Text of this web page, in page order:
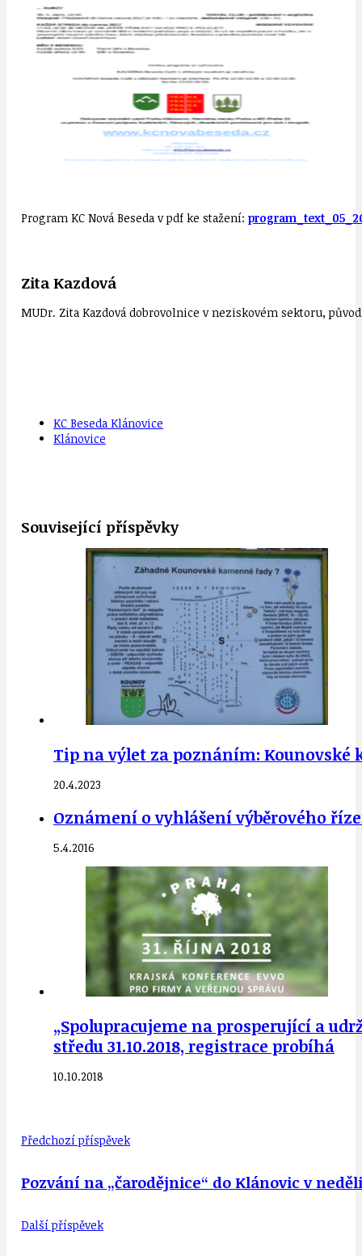
Program KC Nová Beseda v pdf ke stažení:
Zita Kazdová
MUDr. Zita Kazdová dobrovolnice v neziskovém sektoru,
KC Beseda Klánovice
Klánovice
Související příspěvky
Tip na výlet za poznáním: Kounovské
20.4.2023
Oznámení o vyhlášení výběrového
5.4.2016
„Spolupracujeme na prosperující a
středu 31.10.2018, registrace probíhá
10.10.2018
Předchozí příspěvek
Pozvání na „čarodějnice“ do Klánovic v neděli
Další příspěvek